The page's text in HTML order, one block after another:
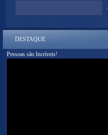
DESTAQUE
Pessoas são Incríveis!